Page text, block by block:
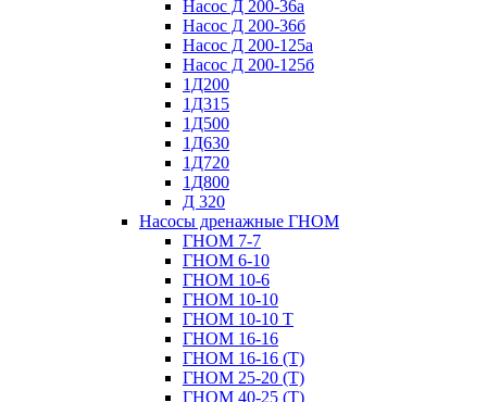
Насос Д 200-36а
Насос Д 200-36б
Насос Д 200-125а
Насос Д 200-125б
1Д200
1Д315
1Д500
1Д630
1Д720
1Д800
Д 320
Насосы дренажные ГНОМ
ГНОМ 7-7
ГНОМ 6-10
ГНОМ 10-6
ГНОМ 10-10
ГНОМ 10-10 Т
ГНОМ 16-16
ГНОМ 16-16 (Т)
ГНОМ 25-20 (Т)
ГНОМ 40-25 (Т)